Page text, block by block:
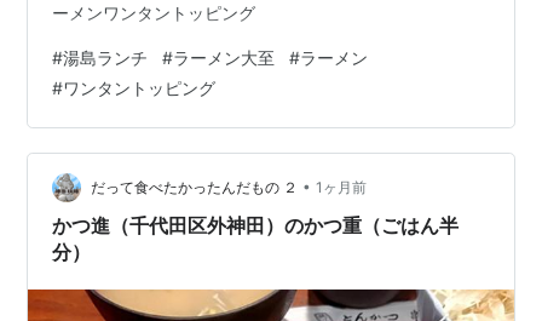
ーメンワンタントッピング
#湯島ランチ #ラーメン大至 #ラーメン
#ワンタントッピング
だって食べたかったんだもの ２ • 1ヶ月前
かつ進（千代田区外神田）のかつ重（ごはん半
分）